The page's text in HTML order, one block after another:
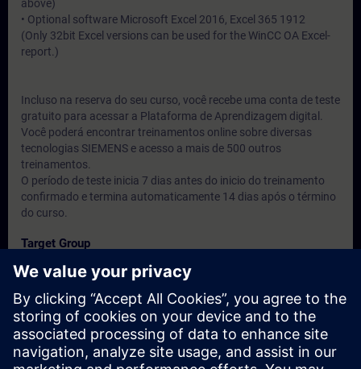
above)
• Optional software Microsoft Excel 2016, Excel 365 1912
(Only 32bit Excel versions can be used for the WinCC OA Excel-
report.)
Incluso na reserva do seu curso, você recebe uma conta de teste
gratuito para acessar a Plataforma de Aprendizagem digital.
Você poderá encontrar treinamentos online sobre diversas
tecnologias SIEMENS e acesso a mais de 500 outros
treinamentos.
O período de teste inicia 7 dias antes do inicio do treinamento
confirmado e termina automaticamente 14 dias após o término
do curso.
Target Group
Engenheiros, técnicos e usuários do produto.
Dates And Registration
Currently, no events available